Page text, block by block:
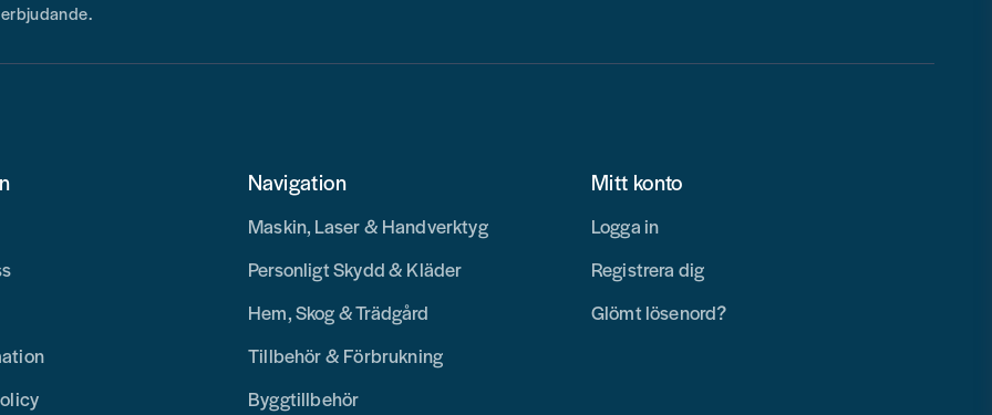
Navigation
Maskin, Laser & Handverktyg
Personligt Skydd & Kläder
Hem, Skog & Trädgård
Tillbehör & Förbrukning
Byggtillbehör
Mitt konto
Logga in
Registrera dig
Glömt lösenord?